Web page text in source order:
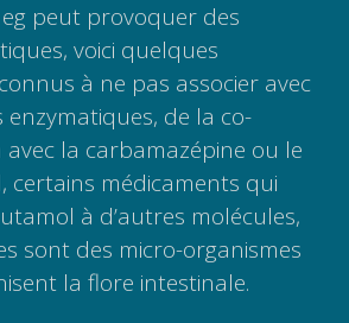
peut provoquer des
voici quelques
à ne pas associer avec
de la co-
la carbamazépine ou le
certains médicaments qui
à d’autres molécules,
sont des micro-organismes
la flore intestinale.